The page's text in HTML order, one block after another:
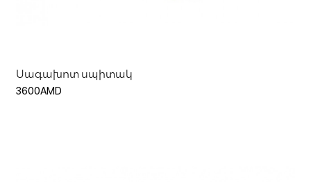
Սագախոտ սպիտակ
3600AMD